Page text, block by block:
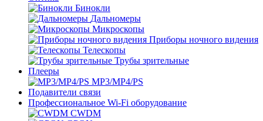
Бинокли
Дальномеры
Микроскопы
Приборы ночного видения
Телескопы
Трубы зрительные
Плееры
MP3/MP4/PS
Подавители связи
Профессиональное Wi-Fi оборудование
CWDM